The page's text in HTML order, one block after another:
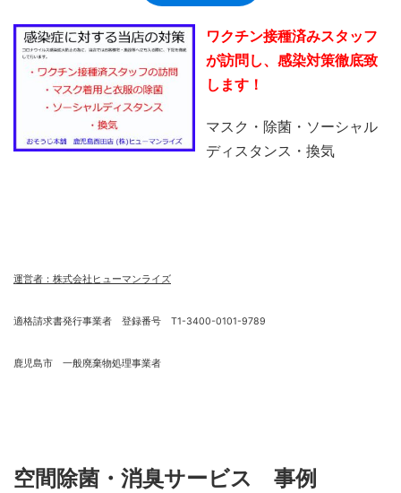
ワクチン接種済みスタッフ
が訪問し、感染対策徹底致
します！
マスク・除菌・ソーシャル
ディスタンス・換気
運営者：株式会社ヒューマンライズ
適格請求書発行事業者 登録番号 T1-3400-0101-9789
鹿児島市 一般廃棄物処理事業者
空間除菌・消臭サービス 事例